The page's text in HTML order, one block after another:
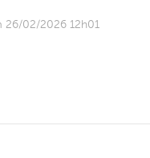
26/02/2026 12h01